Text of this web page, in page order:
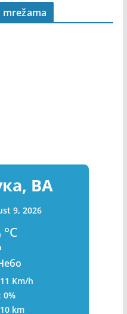
BA
9, 2026
°C
11 Km/h
0%
10 km